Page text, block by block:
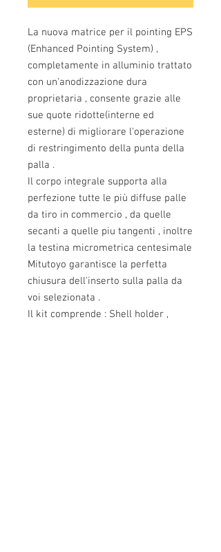
La nuova matrice per il pointing EPS
(Enhanced Pointing System) ,
completamente in alluminio trattato
con un'anodizzazione dura
proprietaria , consente grazie alle
sue quote ridotte(interne ed
esterne) di migliorare l'operazione
di restringimento della punta della
palla .
Il corpo integrale supporta alla
perfezione tutte le più diffuse palle
da tiro in commercio , da quelle
secanti a quelle piu tangenti , inoltre
la testina micrometrica centesimale
Mitutoyo garantisce la perfetta
chiusura dell'inserto sulla palla da
voi selezionata .
Il kit comprende : Shell holder ,